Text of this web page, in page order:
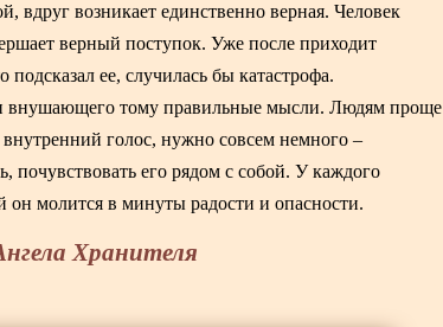
вдруг возникает единственно верная. Человек
верный поступок. Уже после приходит
ее, случилась бы катастрофа.
и внушающего тому правильные мысли. Людям проще
голос, нужно совсем немного –
почувствовать его рядом с собой. У каждого
он молится в минуты радости и опасности.
Хранителя